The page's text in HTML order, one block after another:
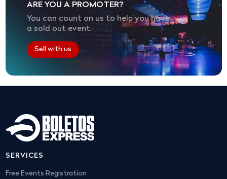
ARE YOU A PROMOTER?
You can count on us to help you have
a sold out event.
Sell with us
SERVICES
Free Events Registration